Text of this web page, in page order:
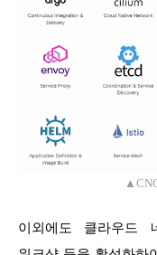
이외에도 클라우드